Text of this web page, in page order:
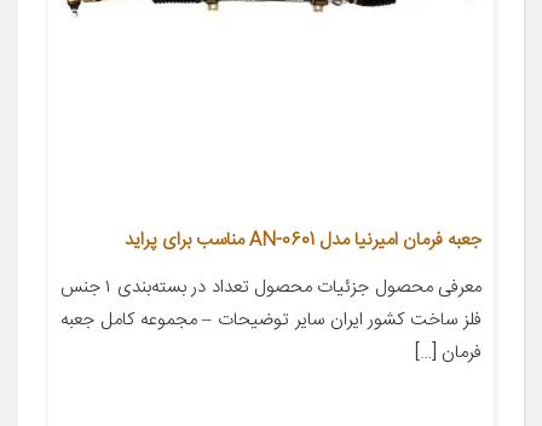
جعبه فرمان امیرنیا مدل AN-0601 مناسب برای پراید
معرفی محصول جزئیات محصول تعداد در بسته‌بندی ۱ جنس
فلز ساخت کشور ایران سایر توضیحات – مجموعه کامل جعبه
فرمان […]